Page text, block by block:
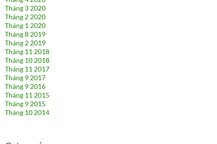
Tháng 3 2020
Tháng 2 2020
Tháng 1 2020
Tháng 8 2019
Tháng 2 2019
Tháng 11 2018
Tháng 10 2018
Tháng 11 2017
Tháng 9 2017
Tháng 9 2016
Tháng 11 2015
Tháng 9 2015
Tháng 10 2014